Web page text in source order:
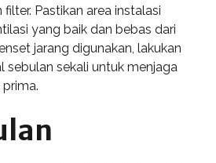
Pastikan area instalasi
yang baik dan bebas dari
jarang digunakan, lakukan
sebulan sekali untuk menjaga